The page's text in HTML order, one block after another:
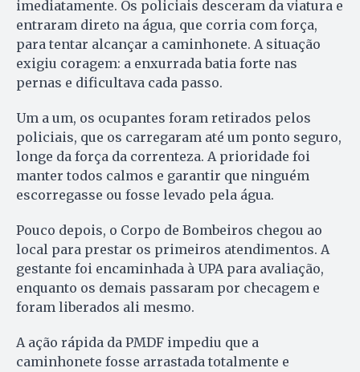
imediatamente. Os policiais desceram da viatura e
entraram direto na água, que corria com força,
para tentar alcançar a caminhonete. A situação
exigiu coragem: a enxurrada batia forte nas
pernas e dificultava cada passo.
Um a um, os ocupantes foram retirados pelos
policiais, que os carregaram até um ponto seguro,
longe da força da correnteza. A prioridade foi
manter todos calmos e garantir que ninguém
escorregasse ou fosse levado pela água.
Pouco depois, o Corpo de Bombeiros chegou ao
local para prestar os primeiros atendimentos. A
gestante foi encaminhada à UPA para avaliação,
enquanto os demais passaram por checagem e
foram liberados ali mesmo.
A ação rápida da PMDF impediu que a
caminhonete fosse arrastada totalmente e